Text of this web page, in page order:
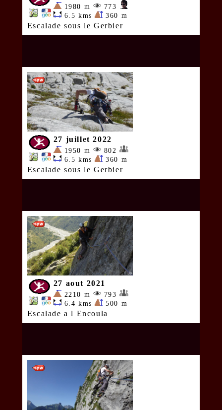
1980 m
773
6.5 kms
360 m
Escalade sous le Gerbier
27 juillet 2022
1950 m
802
6.5 kms
360 m
Escalade sous le Gerbier
27 aout 2021
2210 m
793
6.4 kms
500 m
Escalade a l Encoula